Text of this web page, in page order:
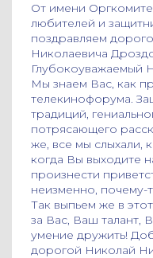
От имени
любителей и
поздравляем
Николаевича
Глубокоуважаемый
Мы знаем Вас, как
телекинофорума.
традиций,
потрясающего
же, все мы слыхали,
когда Вы выходите
произнести
неизменно, почему-
Так выпьем же в
за Вас, Ваш талант,
умение дружить!
дорогой Николай